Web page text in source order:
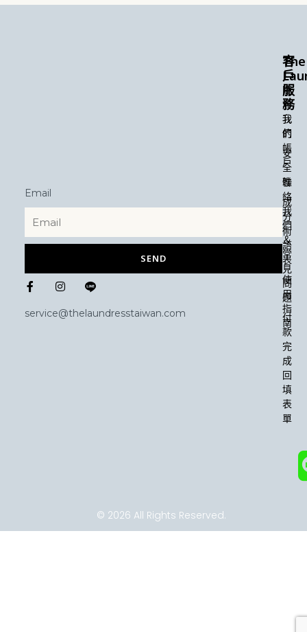
The
關
於
我
們
安
全
性
成
分
術
語
表
使
用
指
南
客
戶
服
務
我
的
帳
戶
聯
絡
我
們
＆
常
見
問
題
付
款
完
成
回
填
表
單
Email
SEND
F
a
e
n
t
a
service@thelaundresstaiwan.com
© 2026 All Rights Reserved.